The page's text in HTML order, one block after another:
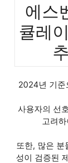
에스
큘레
2024년 기준
사용자의 선
고려
또한, 많은 분
성이 검증된